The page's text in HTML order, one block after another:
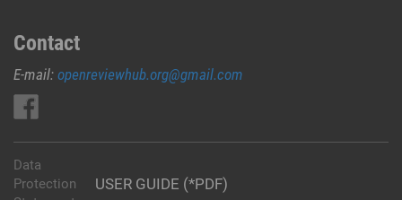
Contact
E-mail: openreviewhub.org@gmail.com
USER GUIDE (*PDF)
Data
Protection